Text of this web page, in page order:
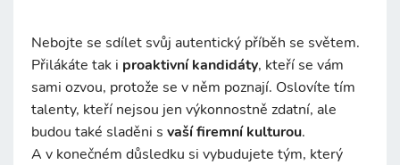
Nebojte se sdílet svůj autentický příběh se světem.
Přilákáte tak i proaktivní kandidáty, kteří se vám
sami ozvou, protože se v něm poznají. Oslovíte tím
talenty, kteří nejsou jen výkonnostně zdatní, ale
budou také sladěni s vaší firemní kulturou.
A v konečném důsledku si vybudujete tým, který